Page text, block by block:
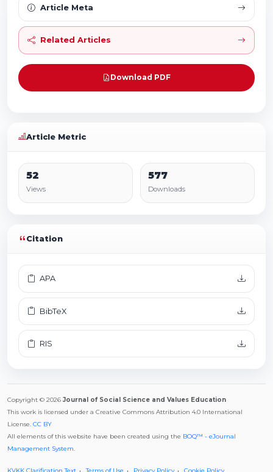
Article Meta
Related Articles
Download PDF
Article Metric
52
Views
577
Downloads
Citation
APA
BibTeX
RIS
Copyright © 2026 Journal of Social Science and Values Education
This work is licensed under a Creative Commons Attribution 4.0 International
License. CC BY
All elements of this website have been created using the BOQ™ - eJournal
Management System.
KVKK Clarification Text Terms of Use Privacy Policy Cookie Policy